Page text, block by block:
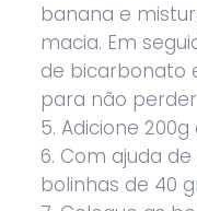
banana e
macia. Em
de bicarbonato
para não
5. Adicione
6. Com ajuda
bolinhas de 40